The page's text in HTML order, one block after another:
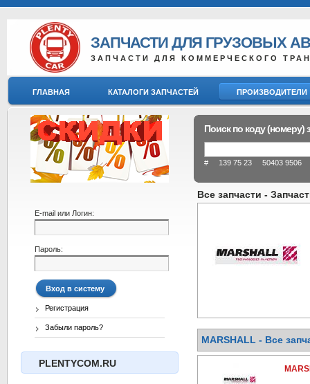
ЗАПЧАСТИ ДЛЯ ГРУЗОВЫХ
ЗАПЧАСТИ ДЛЯ КОММЕРЧЕСКОГО
ГЛАВНАЯ КАТАЛОГИ ЗАПЧАСТЕЙ ПРОИЗВОДИТЕЛИ
Поиск по коду (номеру)
# 139 75 23 50403 9506
Все запчасти -
MARSHALL - Все
E-mail или Логин:
Пароль:
Регистрация
Забыли пароль?
PLENTYCOM.RU